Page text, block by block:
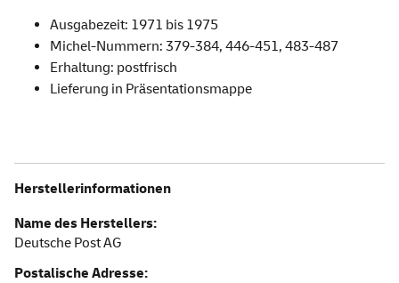
Ausgabezeit: 1971 bis 1975
Michel-Nummern: 379-384, 446-451, 483-487
Erhaltung: postfrisch
Lieferung in Präsentationsmappe
Herstellerinformationen
Name des Herstellers:
Deutsche Post AG
Postalische Adresse: